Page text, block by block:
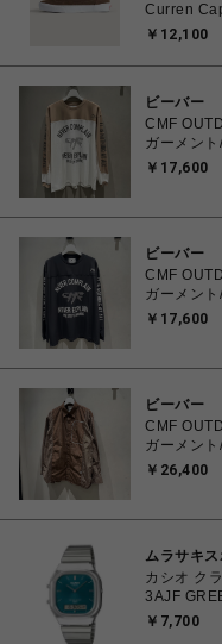
Curren
26.0㎝～
く】
￥12,100
ビーバー
CMF
ガーメン
￥17,600
ビーバー
CMF
ガーメン
￥17,600
ビーバー
CMF
ガーメン
￥26,400
ムラサキス
カシオ ク
3AJF
￥7,700